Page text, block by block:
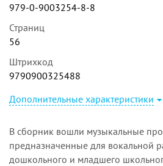
979-0-9003254-8-8
Страниц
56
Штрихкод
9790900325488
Дополнительные характеристики
В сборник вошли музыкальные
предназначенные для вокальной
дошкольного и младшего